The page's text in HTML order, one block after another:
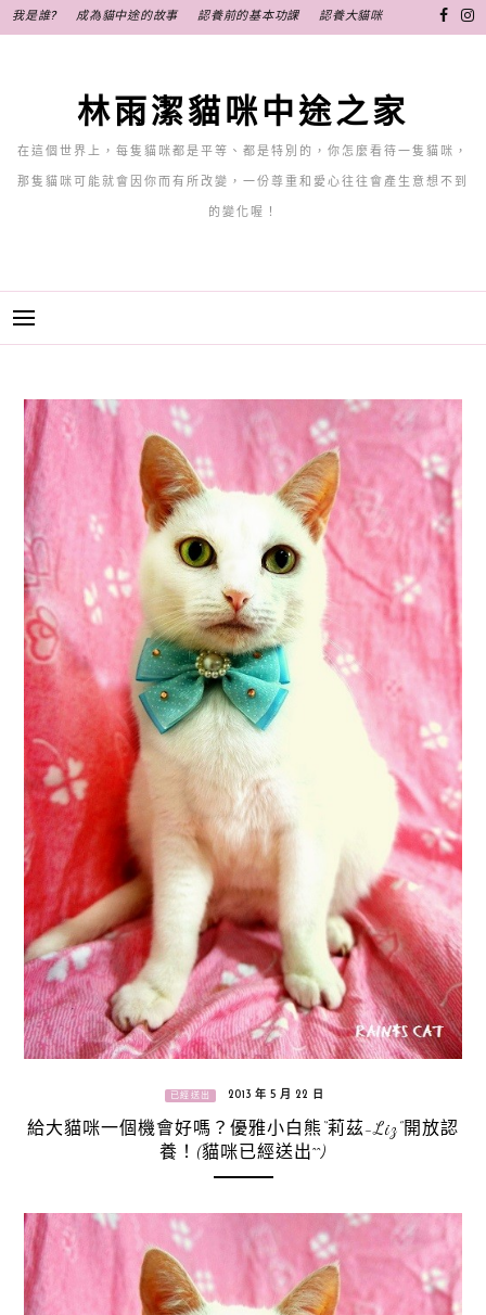
至
我是誰? 成為貓中途的故事 認養前的基本功課 認養大貓咪
林雨潔貓咪中途之家
在這個世界上，每隻貓咪都是平等、都是特別的，你怎麼看待一隻貓咪，
那隻貓咪可能就會因你而有所改變，一份尊重和愛心往往會產生意想不到
的變化喔！
已經送出 2013 年 5 月 22 日
給大貓咪一個機會好嗎？優雅小白熊“莉茲-Liz”開放認
養！(貓咪已經送出^^)